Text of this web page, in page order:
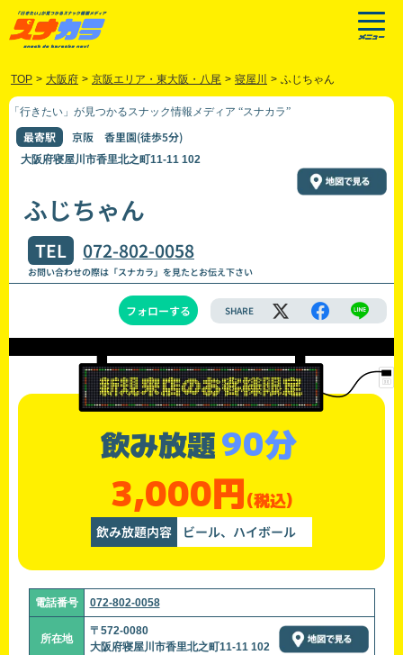
TOP > 大阪府 > 京阪エリア・東大阪・八尾 > 寝屋川 > ふじちゃん
「行きたい」が見つかるスナック情報メディア “スナカラ”
最寄駅 京阪 香里園(徒歩5分)
大阪府寝屋川市香里北之町11-11 102
ふじちゃん
TEL 072-802-0058
お問い合わせの際は「スナカラ」を見たとお伝え下さい
フォローする SHARE
飲み放題90分
3,000円(税込)
飲み放題内容 ビール、ハイボール
電話番号 072-802-0058
所在地
〒572-0080
大阪府寝屋川市香里北之町11-11 102